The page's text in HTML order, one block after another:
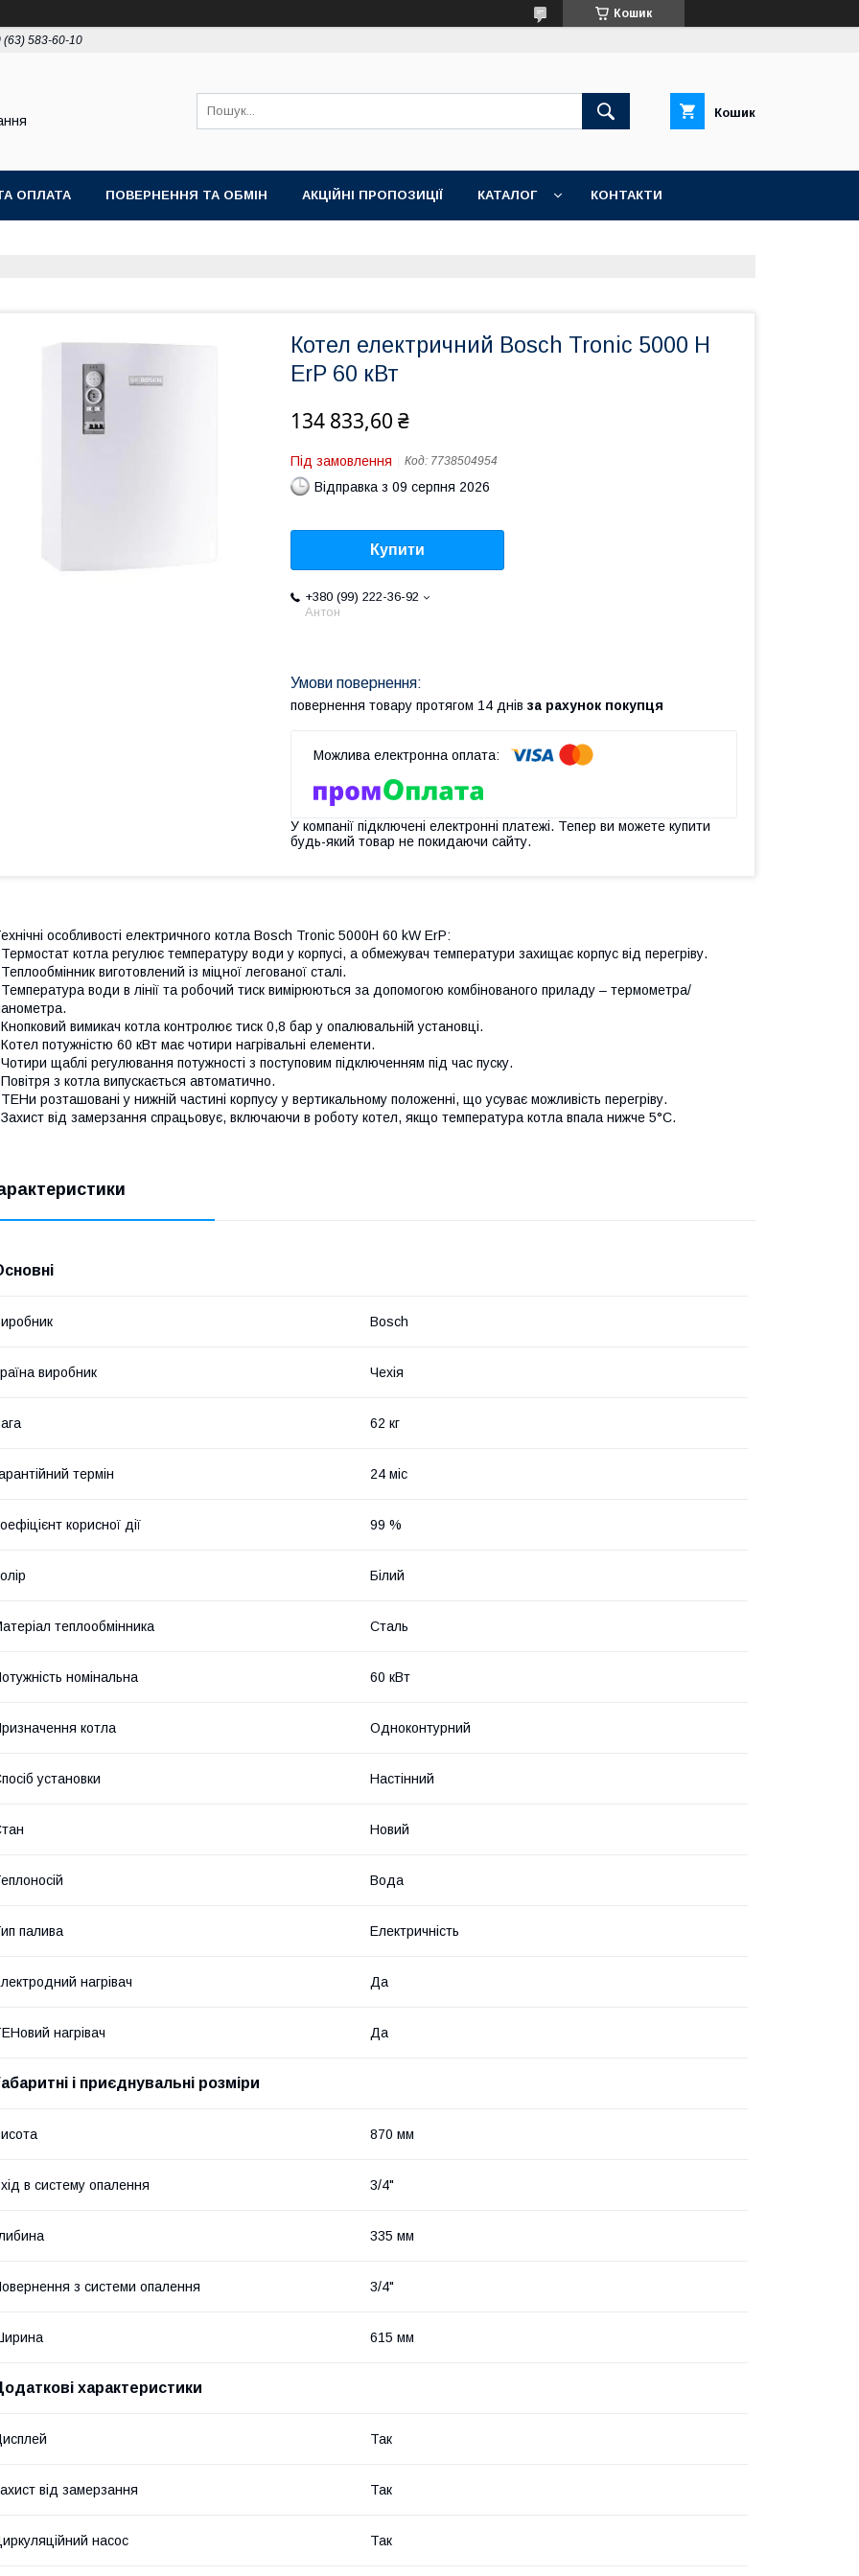
Кошик
(63) 583-60-10
Кошик
ОПЛАТА ПОВЕРНЕННЯ ТА ОБМІН АКЦІЙНІ ПРОПОЗИЦІЇ КАТАЛОГ КОНТАКТИ
Котел електричний Bosch Tronic 5000 H
ErP 60 кВт
134 833,60 ₴
Під замовлення Код: 7738504954
Відправка з 09 серпня 2026
Купити
+380 (99) 222-36-92
Антон
повернення товару протягом 14 днів за рахунок покупця
У компанії підключені електронні платежі. Тепер ви можете купити
будь-який товар не покидаючи сайту.
особливості електричного котла Bosch Tronic 5000H 60 kW ErP:
котла регулює температуру води у корпусі, а обмежувач температури захищає корпус від перегріву.
виготовлений із міцної легованої сталі.
води в лінії та робочий тиск вимірюються за допомогою комбінованого приладу – термометра/
вимикач котла контролює тиск 0,8 бар у опалювальній установці.
потужністю 60 кВт має чотири нагрівальні елементи.
щаблі регулювання потужності з поступовим підключенням під час пуску.
з котла випускається автоматично.
розташовані у нижній частині корпусу у вертикальному положенні, що усуває можливість перегріву.
від замерзання спрацьовує, включаючи в роботу котел, якщо температура котла впала нижче 5°С.
Bosch
виробник Чехія
62 кг
термін 24 міс
корисної дії 99 %
Білий
теплообмінника Сталь
номінальна 60 кВт
котла Одноконтурний
установки Настінний
Новий
Вода
палива Електричність
нагрівач Да
нагрівач Да
і приєднувальні розміри
870 мм
в систему опалення 3/4"
335 мм
з системи опалення 3/4"
615 мм
характеристики
Так
від замерзання Так
насос Так